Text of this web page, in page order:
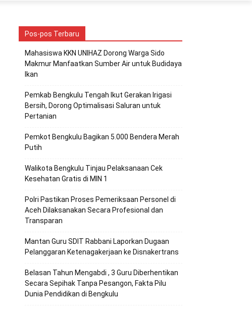
Pos-pos Terbaru
Mahasiswa KKN UNIHAZ Dorong Warga Sido
Makmur Manfaatkan Sumber Air untuk Budidaya
Ikan
Pemkab Bengkulu Tengah Ikut Gerakan Irigasi
Bersih, Dorong Optimalisasi Saluran untuk
Pertanian
Pemkot Bengkulu Bagikan 5.000 Bendera Merah
Putih
Walikota Bengkulu Tinjau Pelaksanaan Cek
Kesehatan Gratis di MIN 1
Polri Pastikan Proses Pemeriksaan Personel di
Aceh Dilaksanakan Secara Profesional dan
Transparan
Mantan Guru SDIT Rabbani Laporkan Dugaan
Pelanggaran Ketenagakerjaan ke Disnakertrans
Belasan Tahun Mengabdi , 3 Guru Diberhentikan
Secara Sepihak Tanpa Pesangon, Fakta Pilu
Dunia Pendidikan di Bengkulu